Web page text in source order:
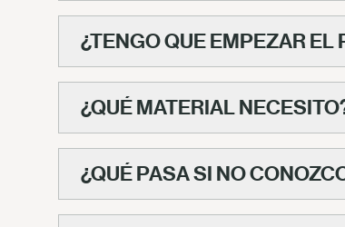
¿TENGO QUE EMPEZAR
¿QUÉ MATERIAL
¿QUÉ PASA SI NO